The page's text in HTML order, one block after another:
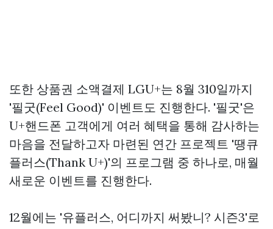
또한 상품권 소액결제 LGU+는 8월 310일까지
'필굿(Feel Good)' 이벤트도 진행한다. '필굿'은
U+핸드폰 고객에게 여러 혜택을 통해 감사하는
마음을 전달하고자 마련된 연간 프로젝트 '땡큐
플러스(Thank U+)'의 프로그램 중 하나로, 매월
새로운 이벤트를 진행한다.
12월에는 '유플러스, 어디까지 써봤니? 시즌3'로